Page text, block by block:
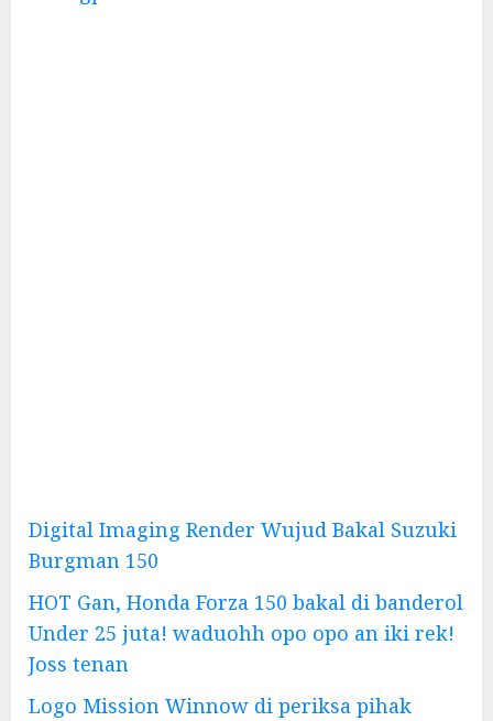
Digital Imaging Render Wujud Bakal Suzuki
Burgman 150
HOT Gan, Honda Forza 150 bakal di banderol
Under 25 juta! waduohh opo opo an iki rek!
Joss tenan
Logo Mission Winnow di periksa pihak